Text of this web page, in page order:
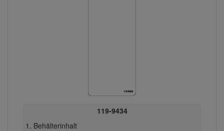
119-9434
Behälterinhalt